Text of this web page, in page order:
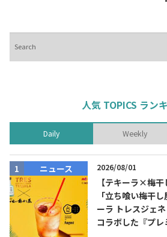
索
人気 TOPICS ラン
Daily Weekly
ニュース 2026/08/01
【テキーラ×梅
「立ち喰い梅干
ーラ トレスジェ
コラボした『プ